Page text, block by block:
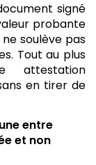
signé
probante
soulève pas
Tout au plus
attestation
en tirer de
entre
et non